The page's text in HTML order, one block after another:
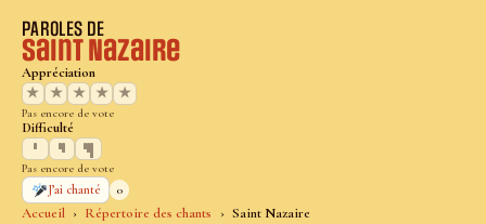
Accueil Répertoire des chants Saint Nazaire
PAROLES DE
Saint Nazaire
Appréciation
★
★ ★ ★ ★
Pas encore de vote
Difficulté
Pas encore de vote
J’ai chanté
0